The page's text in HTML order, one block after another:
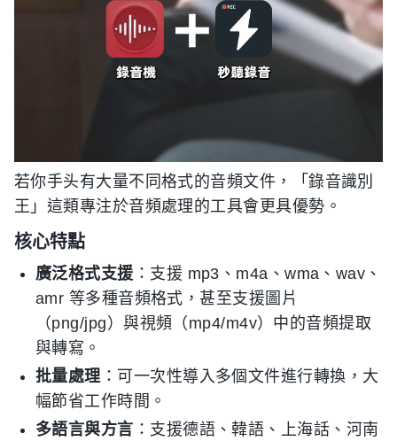
若你手头有大量不同格式的音頻文件，「錄音識別
王」這類專注於音頻處理的工具會更具優勢。
核心特點
廣泛格式支援 ：支援 mp3、m4a、wma、wav、
amr 等多種音頻格式，甚至支援圖片
（png/jpg）與視頻（mp4/m4v）中的音頻提取
與轉寫。
批量處理：可一次性導入多個文件進行轉換，大
幅節省工作時間。
多語言與方言 ：支援德語、韓語、上海話、河南